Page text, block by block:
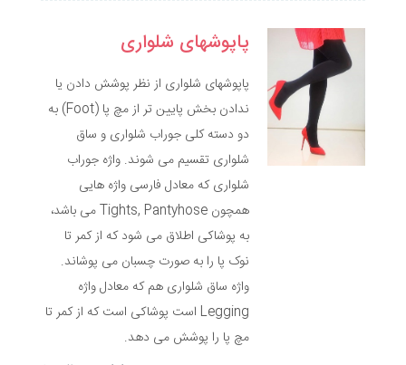
پاپوشهای شلواری
پاپوشهای شلواری از نظر پوشش دادن یا
ندادن بخش پایین تر از مچ پا (Foot) به
دو دسته کلی جوراب شلواری و ساق
شلواری تقسیم می شوند. واژه جوراب
شلواری که معادل فارسی واژه هایی
همچون Tights, Pantyhose می باشد،
به پوشاکی اطلاق می شود که از کمر تا
نوک پا را به صورت چسبان می پوشاند.
واژه ساق شلواری هم که معادل واژه
Legging است پوشاکی است که از کمر تا
مچ پا را پوشش می دهد.